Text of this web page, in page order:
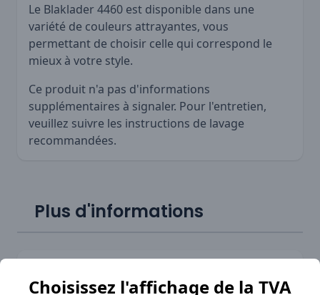
Choisissez l'affichage de la TVA
Le Blaklader 4460 est disponible dans une
variété de couleurs attrayantes, vous
permettant de choisir celle qui correspond le
mieux à votre style.
Ce produit n'a pas d'informations
supplémentaires à signaler. Pour l'entretien,
veuillez suivre les instructions de lavage
recommandées.
Plus d'informations